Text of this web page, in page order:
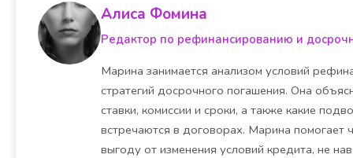
Алиса Фомина
Редактор по рефинансированию и
Марина занимается анализом условий
стратегий досрочного погашения. Она
ставки, комиссии и сроки, а также какие
встречаются в договорах. Марина помогает
выгоду от изменения условий кредита, не